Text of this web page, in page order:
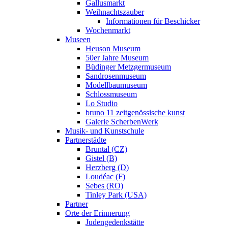
Gallusmarkt
Weihnachtszauber
Informationen für Beschicker
Wochenmarkt
Museen
Heuson Museum
50er Jahre Museum
Büdinger Metzgermuseum
Sandrosenmuseum
Modellbaumuseum
Schlossmuseum
Lo Studio
bruno 11 zeitgenössische kunst
Galerie ScherbenWerk
Musik- und Kunstschule
Partnerstädte
Bruntal (CZ)
Gistel (B)
Herzberg (D)
Loudéac (F)
Sebes (RO)
Tinley Park (USA)
Partner
Orte der Erinnerung
Judengedenkstätte